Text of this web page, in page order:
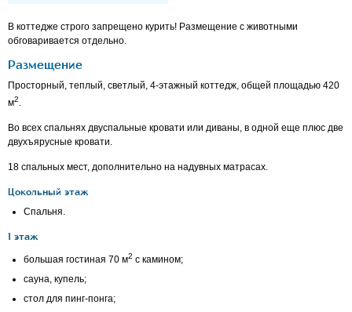
В коттедже строго запрещено курить! Размещение с животными
обговаривается отдельно.
Размещение
Просторный, теплый, светлый, 4-этажный коттедж, общей площадью 420
м2.
Во всех спальнях двуспальные кровати или диваны, в одной еще плюс две
двухъярусные кровати.
18 спальных мест, дополнительно на надувных матрасах.
Цокольный этаж
Спальня.
1 этаж
большая гостиная 70 м2 с камином;
сауна, купель;
стол для пинг-понга;